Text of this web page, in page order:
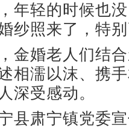
轻的时候也没
纱照来了，特
婚老人们结合
相濡以沫、携
深受感动。
肃宁镇党委宣